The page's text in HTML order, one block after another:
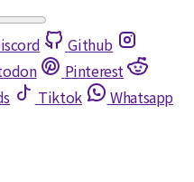
Github
Pinterest
Tiktok
Whatsapp